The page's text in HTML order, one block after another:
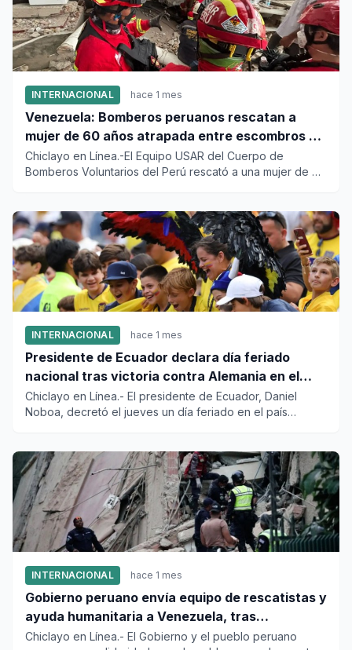
INTERNACIONAL hace 1 mes
Venezuela: Bomberos peruanos rescatan a
mujer de 60 años atrapada entre escombros de
edificio en La Guaira
Chiclayo en Línea.-El Equipo USAR del Cuerpo de
Bomberos Voluntarios del Perú rescató a una mujer de 60
INTERNACIONAL hace 1 mes
Presidente de Ecuador declara día feriado
nacional tras victoria contra Alemania en el
Mundial
Chiclayo en Línea.- El presidente de Ecuador, Daniel
Noboa, decretó el jueves un día feriado en el país
INTERNACIONAL hace 1 mes
Gobierno peruano envía equipo de rescatistas y
ayuda humanitaria a Venezuela, tras
devastador terremoto
Chiclayo en Línea.- El Gobierno y el pueblo peruano